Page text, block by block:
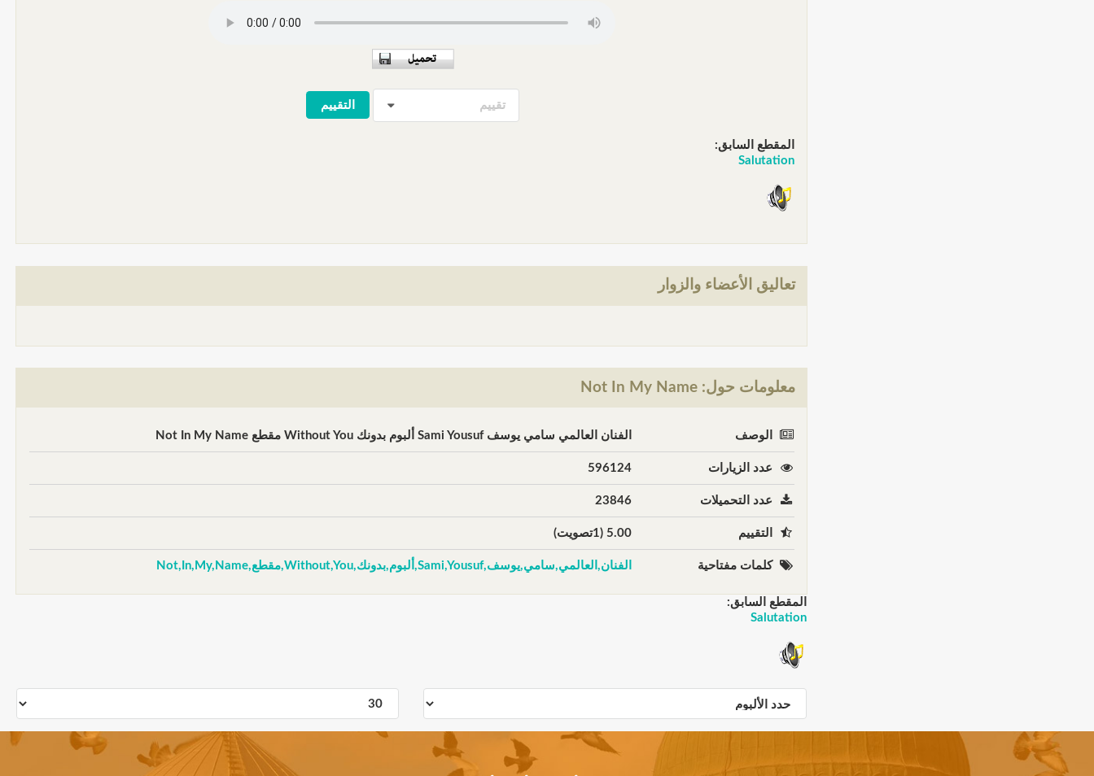
تقييم
المقطع السابق:
Salutation
تعاليق الأعضاء والزوار
معلومات حول: Not In My Name
الوصف الفنان العالمي سامي يوسف Sami Yousuf ألبوم بدونك Without You مقطع Not In My Name
عدد الزيارات 596124
عدد التحميلات 23846
التقييم 5.00 (1تصويت)
كلمات مفتاحية الفنان,العالمي,سامي,يوسف,Sami,Yousuf,ألبوم,بدونك,Without,You,مقطع,Not,In,My,Name
المقطع السابق:
Salutation